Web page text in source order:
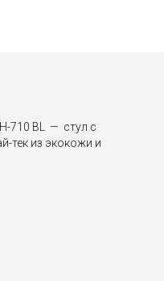
710 BL — стул с
тек из экокожи и